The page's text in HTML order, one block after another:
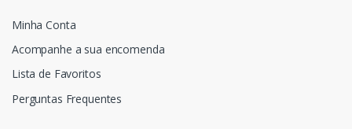
Minha Conta
Acompanhe a sua encomenda
Lista de Favoritos
Perguntas Frequentes